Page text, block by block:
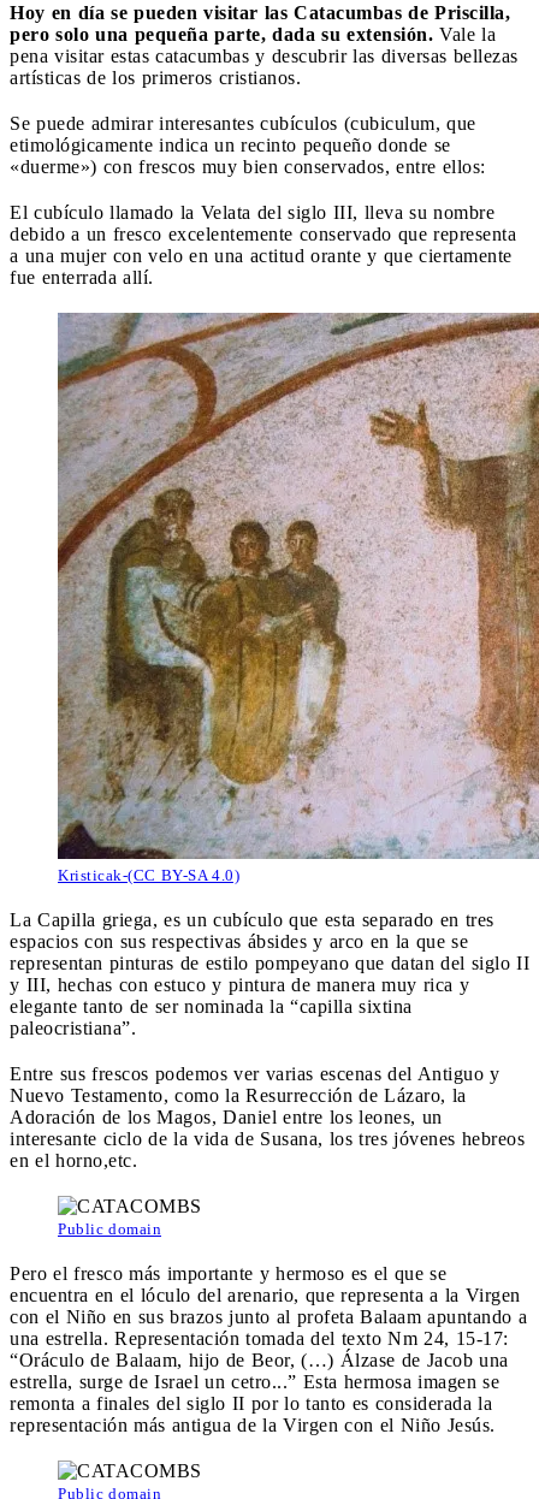
Hoy en día se pueden visitar las Catacumbas de Priscilla,
pero solo una pequeña parte, dada su extensión. Vale la
pena visitar estas catacumbas y descubrir las diversas bellezas
artísticas de los primeros cristianos.
Se puede admirar interesantes cubículos (cubiculum, que
etimológicamente indica un recinto pequeño donde se
«duerme») con frescos muy bien conservados, entre ellos:
El cubículo llamado la Velata del siglo III, lleva su nombre
debido a un fresco excelentemente conservado que representa
a una mujer con velo en una actitud orante y que ciertamente
fue enterrada allí.
Kristicak-(CC BY-SA 4.0)
La Capilla griega, es un cubículo que esta separado en tres
espacios con sus respectivas ábsides y arco en la que se
representan pinturas de estilo pompeyano que datan del siglo II
y III, hechas con estuco y pintura de manera muy rica y
elegante tanto de ser nominada la “capilla sixtina
paleocristiana”.
Entre sus frescos podemos ver varias escenas del Antiguo y
Nuevo Testamento, como la Resurrección de Lázaro, la
Adoración de los Magos, Daniel entre los leones, un
interesante ciclo de la vida de Susana, los tres jóvenes hebreos
en el horno,etc.
Public domain
Pero el fresco más importante y hermoso es el que se
encuentra en el lóculo del arenario, que representa a la Virgen
con el Niño en sus brazos junto al profeta Balaam apuntando a
una estrella. Representación tomada del texto Nm 24, 15-17:
“Oráculo de Balaam, hijo de Beor, (…) Álzase de Jacob una
estrella, surge de Israel un cetro...” Esta hermosa imagen se
remonta a finales del siglo II por lo tanto es considerada la
representación más antigua de la Virgen con el Niño Jesús.
Public domain